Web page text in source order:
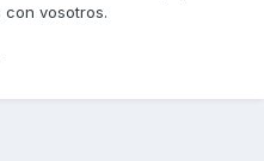
vosotros.